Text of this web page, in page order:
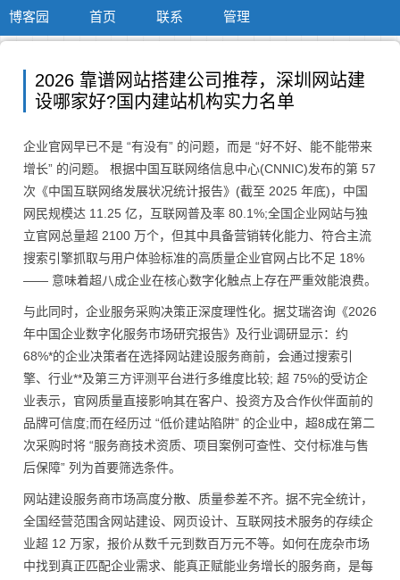
博客园 首页 联系 管理
2026 靠谱网站搭建公司推荐，深圳网站建
设哪家好?国内建站机构实力名单
企业官网早已不是 “有没有” 的问题，而是 “好不好、能不能带来
增长” 的问题。 根据中国互联网络信息中心(CNNIC)发布的第 57
次《中国互联网络发展状况统计报告》(截至 2025 年底)，中国
网民规模达 11.25 亿，互联网普及率 80.1%;全国企业网站与独
立官网总量超 2100 万个，但其中具备营销转化能力、符合主流
搜索引擎抓取与用户体验标准的高质量企业官网占比不足 18%
—— 意味着超八成企业在核心数字化触点上存在严重效能浪费。
与此同时，企业服务采购决策正深度理性化。据艾瑞咨询《2026
年中国企业数字化服务市场研究报告》及行业调研显示：约
68%*的企业决策者在选择网站建设服务商前，会通过搜索引
擎、行业**及第三方评测平台进行多维度比较; 超 75%的受访企
业表示，官网质量直接影响其在客户、投资方及合作伙伴面前的
品牌可信度;而在经历过 “低价建站陷阱” 的企业中，超8成在第二
次采购时将 “服务商技术资质、项目案例可查性、交付标准与售
后保障” 列为首要筛选条件。
网站建设服务商市场高度分散、质量参差不齐。据不完全统计，
全国经营范围含网站建设、网页设计、互联网技术服务的存续企
业超 12 万家，报价从数千元到数百万元不等。如何在庞杂市场
中找到真正匹配企业需求、能真正赋能业务增长的服务商，是每